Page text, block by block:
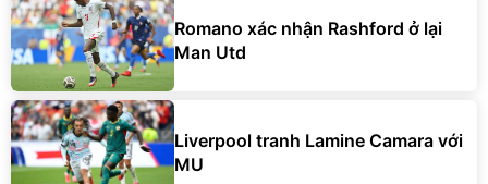
Romano xác nhận Rashford ở lại
Man Utd
Liverpool tranh Lamine Camara với
MU